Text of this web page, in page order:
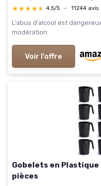
★★★★★
★★★★★ 4,5/5 — 11244 avis
L'abus d'alcool est
modération.
Voir l'offre
Gobelets en
pièces